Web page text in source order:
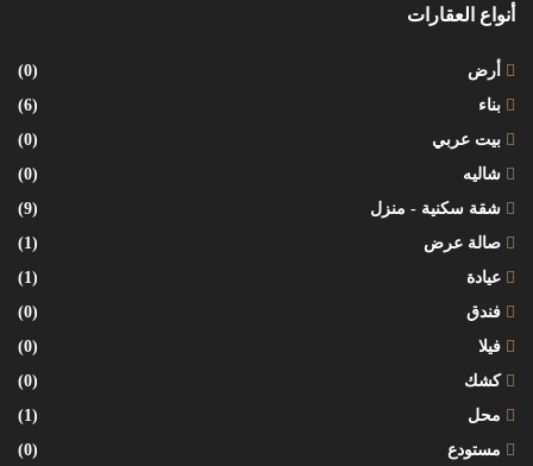
أنواع العقارات
أرض
(0)
بناء
(6)
بيت عربي
(0)
شاليه
(0)
شقة سكنية - منزل
(9)
صالة عرض
(1)
عيادة
(1)
فندق
(0)
فيلا
(0)
كشك
(0)
محل
(1)
مستودع
(0)